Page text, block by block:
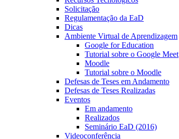
Solicitação
Regulamentação da EaD
Dicas
Ambiente Virtual de Aprendizagem
Google for Education
Tutorial sobre o Google Meet
Moodle
Tutorial sobre o Moodle
Defesas de Teses em Andamento
Defesas de Teses Realizadas
Eventos
Em andamento
Realizados
Seminário EaD (2016)
Videoconferência